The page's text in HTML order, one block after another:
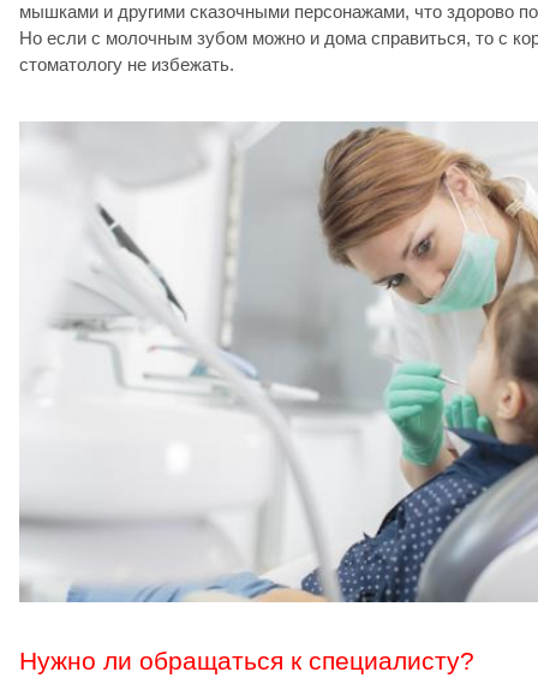
мышками и другими сказочными персонажами, что здорово
Но если с молочным зубом можно и дома справиться, то с
стоматологу не избежать.
Нужно ли обращаться к специалисту?